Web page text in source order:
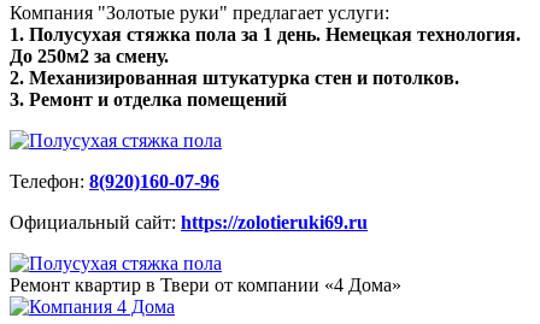
Компания "Золотые руки" предлагает услуги:
1. Полусухая стяжка пола за 1 день. Немецкая технология.
До 250м2 за смену.
2. Механизированная штукатурка стен и потолков.
3. Ремонт и отделка помещений
Телефон: 8(920)160-07-96
Официальный сайт: https://zolotieruki69.ru
Ремонт квартир в Твери от компании «4 Дома»